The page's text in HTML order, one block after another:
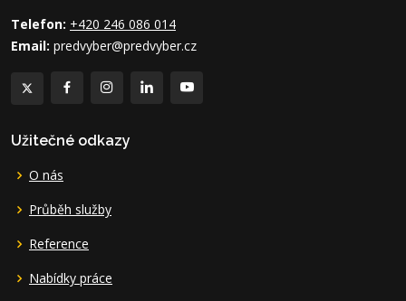
Telefon: +420 246 086 014
Email: predvyber@predvyber.cz
Užitečné odkazy
O nás
Průběh služby
Reference
Nabídky práce